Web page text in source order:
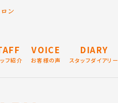
フ紹介
VOICE
お客様の声
DIARY
スタッフダイアリー